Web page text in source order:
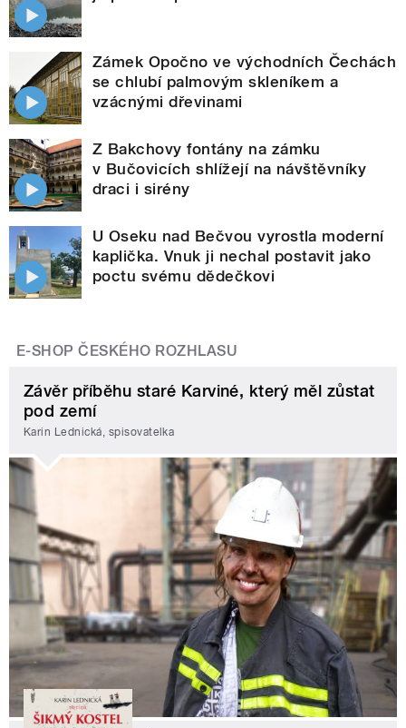
Zámek Opočno ve východních Čechách
se chlubí palmovým skleníkem a
vzácnými dřevinami
Z Bakchovy fontány na zámku
v Bučovicích shlížejí na návštěvníky
draci i sirény
U Oseku nad Bečvou vyrostla moderní
kaplička. Vnuk ji nechal postavit jako
poctu svému dědečkovi
E-SHOP ČESKÉHO ROZHLASU
Závěr příběhu staré Karviné, který měl zůstat
pod zemí
Karin Lednická, spisovatelka